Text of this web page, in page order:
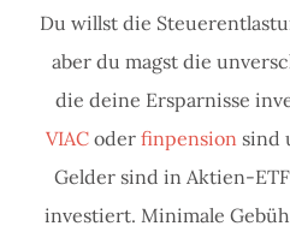
Du willst die
aber du magst die
die deine Ersparnisse
VIACoder finpension sind
Gelder sind in Aktien-
investiert. Minimale